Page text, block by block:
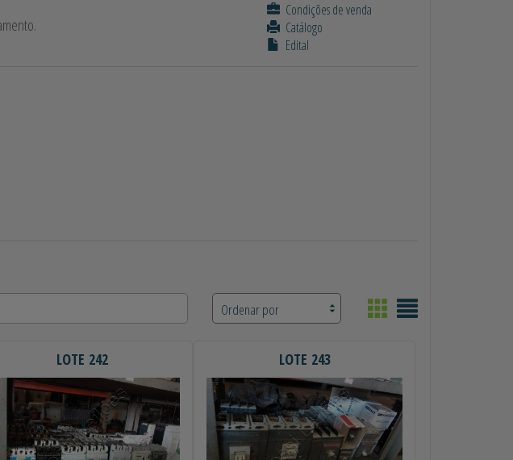
Condições de venda
Catálogo
Edital
LOTE 242 LOTE 243